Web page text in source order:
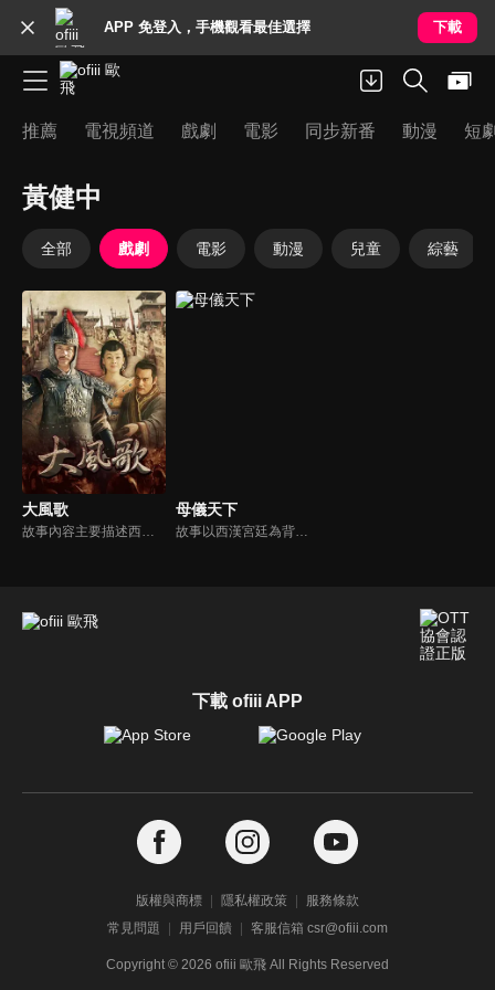
APP 免登入，手機觀看最佳選擇 下載
推薦 電視頻道 戲劇 電影 同步新番 動漫 短
黃健中
全部 戲劇 電影 動漫 兒童 綜藝
大風歌
故事內容主要描述西漢漢文帝劉恒崇尚勤政節儉、以仁德治天下。在他執政的二十三年中，廢除自商周以來施行的黥字、剁腳等殘酷肉刑，廢關傳，鼓勵農耕，發展人口，是歷代封建王朝中第一個在全國全免田租的皇帝；並與匈奴和親，屯墾戍邊強邊固土，他與繼承帝業的劉啟統治的時期，被後人稱為文景之治。
母儀天下
故事以西漢宮廷為背景，以歷經七朝的中國歷史上最長壽的皇后王政君為主線，以及絕代美人趙飛燕等女性角色為副線，描述了封建社會西漢時期爭權奪利的後宮生活。
下載 ofiii APP
版權與商標 隱私權政策
服務條款
常見問題
用戶回饋 客服信箱 csr@ofiii.com
Copyright © 2026 ofiii 歐飛 All Rights Reserved